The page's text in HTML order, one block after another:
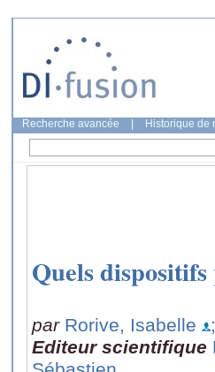
Recherche avancée Historique de
Quels
par Rorive, Isabelle
Editeur scientifique